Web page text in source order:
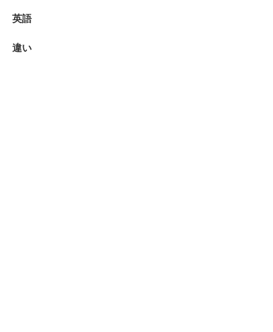
英語
違い